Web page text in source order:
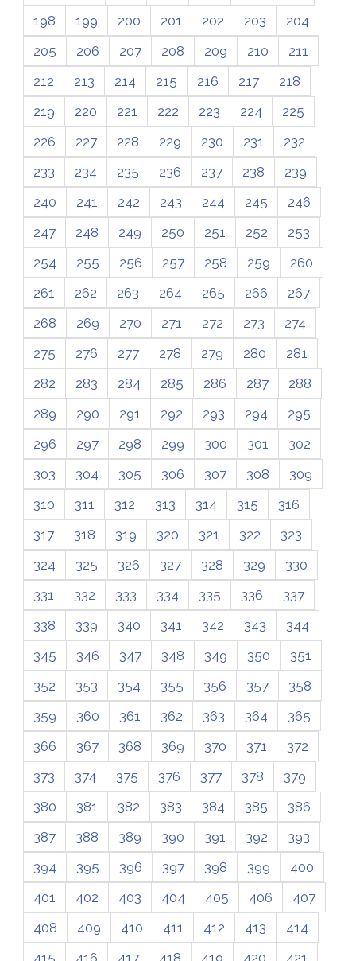
198
199 200 201 202 203
204
205
206 207 208 209 210
211
212
213 214 215 216 217
218
219
220 221 222 223 224
225
226
227 228 229 230 231
232
233
234 235 236 237 238
239
240
241 242 243 244 245
246
247
248 249 250 251 252
253
254
255 256 257 258 259
260
261
262 263 264 265 266
267
268
269 270 271 272 273
274
275
276 277 278 279 280
281
282
283 284 285 286 287
288
289
290 291 292 293 294
295
296
297 298 299 300 301
302
303
304 305 306 307 308
309
310
311 312 313 314 315
316
317
318 319 320 321 322
323
324
325 326 327 328 329
330
331
332 333 334 335 336
337
338
339 340 341 342 343
344
345
346 347 348 349 350
351
352
353 354 355 356 357
358
359
360 361 362 363 364
365
366
367 368 369 370 371
372
373
374 375 376 377 378
379
380
381 382 383 384 385
386
387
388 389 390 391 392
393
394
395 396 397 398 399
400
401
402 403 404 405 406
407
408
409 410 411 412 413
414